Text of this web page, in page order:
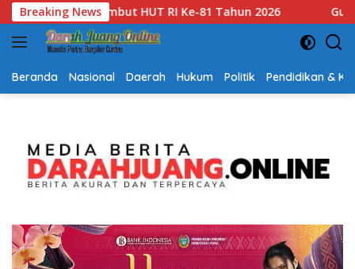
Langsung
ke
konten
Breaking News
Gubernur Kalsel H. Muhidin Apresiasi Polda Kalsel Ungkap
Beranda Nasional Daerah Hukum Politik Pendidikan &